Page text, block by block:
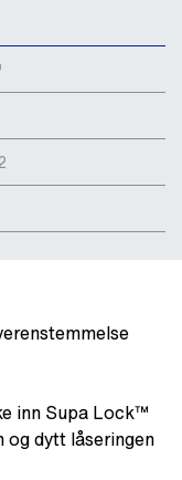
inn Supa Lock™
dytt låseringen